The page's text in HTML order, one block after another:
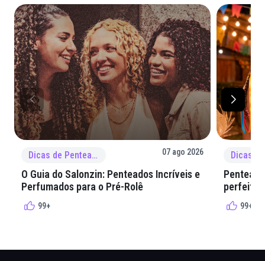
Dicas de Penteado 07 ago 2026
O Guia do Salonzin: Penteados Incríveis e
Perfumados para o Pré-Rolê
99+
perfeita
99+